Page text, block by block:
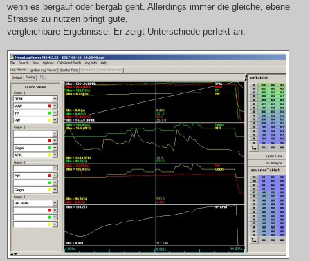
wenn es bergauf oder bergab geht. Allerdings immer die gleiche, ebene
Strasse zu nutzen bringt gute,
vergleichbare Ergebnisse. Er zeigt Unterschiede perfekt an.